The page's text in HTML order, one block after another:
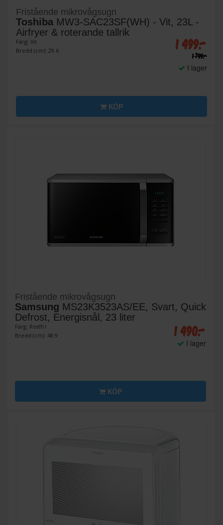
Fristående mikrovågsugn
Toshiba MW3-SAC23SF(WH) - Vit, 23L -
Airfryer & roterande tallrik
Färg: Vit
Bredd (cm): 29.6
1 499:-
1 799:-
I lager
KÖP
Fristående mikrovågsugn
Samsung MS23K3523AS/EE, Svart, Quick
Defrost, Energisnål, 23 liter
Färg: Rostfri
Bredd (cm): 48.9
1 490:-
I lager
KÖP